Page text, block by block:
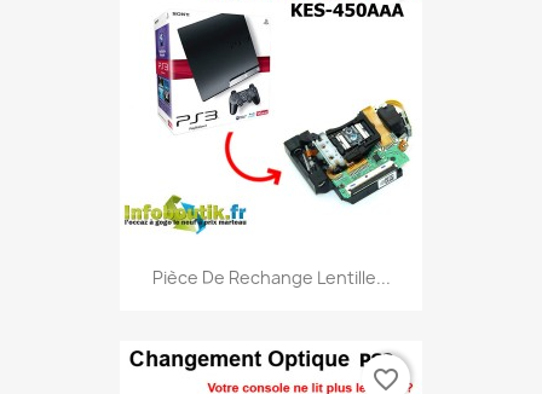
Pièce De Rechange Lentille...
favorite_border